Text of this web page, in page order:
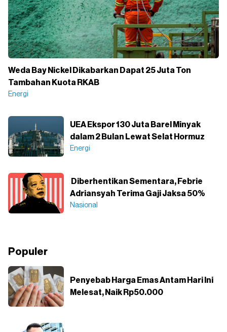
Weda Bay Nickel Dikabarkan Dapat 25 Juta Ton
Tambahan Kuota RKAB
Energi
UEA Ekspor 130 Juta Barel Minyak
dalam 2 Bulan Lewat Selat Hormuz
Energi
Diberhentikan Sementara, Febrie
Adriansyah Terima Gaji Jaksa 50%
Nasional
Populer
Penyebab Harga Emas Antam Hari Ini
Melesat, Naik Rp50.000